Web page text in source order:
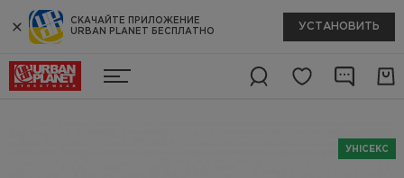
СКАЧАЙТЕ ПРИЛОЖЕНИЕ
URBAN PLANET БЕСПЛАТНО
УСТАНОВИТЬ
УНІСЕКС